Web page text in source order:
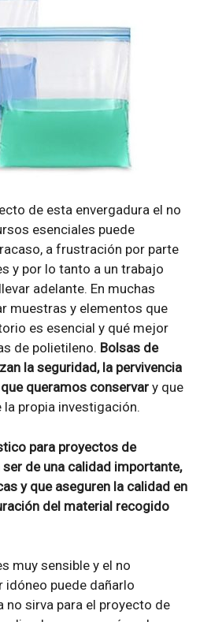
de esta envergadura el no
esenciales puede
a frustración por parte
y por lo tanto a un trabajo
adelante. En muchas
muestras y elementos que
es esencial y qué mejor
de polietileno. Bolsas de
la seguridad, la pervivencia
queramos conservar y que
propia investigación.
para proyectos de
de una calidad importante,
y que aseguren la calidad en
del material recogido
muy sensible y el no
idóneo puede dañarlo
no sirva para el proyecto de